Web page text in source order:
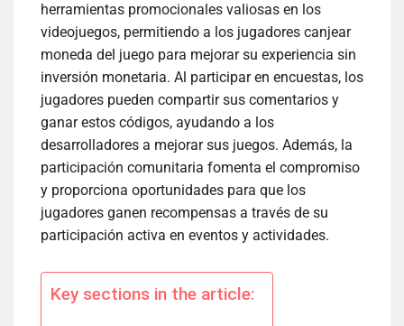
herramientas promocionales valiosas en los
videojuegos, permitiendo a los jugadores canjear
moneda del juego para mejorar su experiencia sin
inversión monetaria. Al participar en encuestas, los
jugadores pueden compartir sus comentarios y
ganar estos códigos, ayudando a los
desarrolladores a mejorar sus juegos. Además, la
participación comunitaria fomenta el compromiso
y proporciona oportunidades para que los
jugadores ganen recompensas a través de su
participación activa en eventos y actividades.
Key sections in the article: